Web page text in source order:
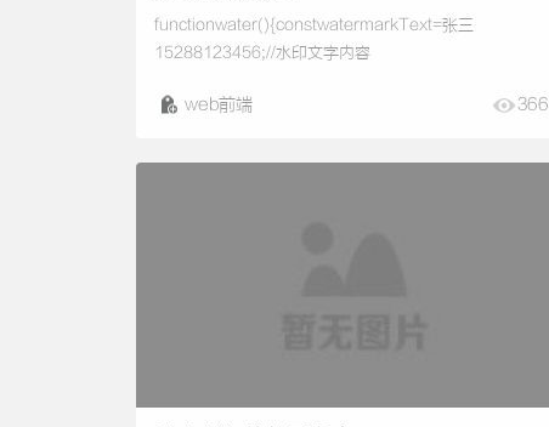
functionwater(){constwatermarkText=张三
15288123456;//水印文字内容
wrapper);consthtml=document.querySelector(html);
e.margi...
web前端 366